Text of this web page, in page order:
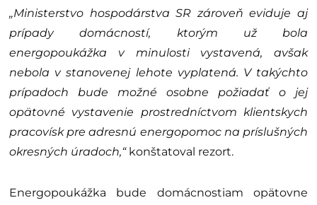
„Ministerstvo hospodárstva SR zároveň eviduje aj
prípady domácností, ktorým už bola
energopoukážka v minulosti vystavená, avšak
nebola v stanovenej lehote vyplatená. V takýchto
prípadoch bude možné osobne požiadať o jej
opätovné vystavenie prostredníctvom klientskych
pracovísk pre adresnú energopomoc na príslušných
okresných úradoch,“konštatoval rezort.
Energopoukážka bude domácnostiam opätovne